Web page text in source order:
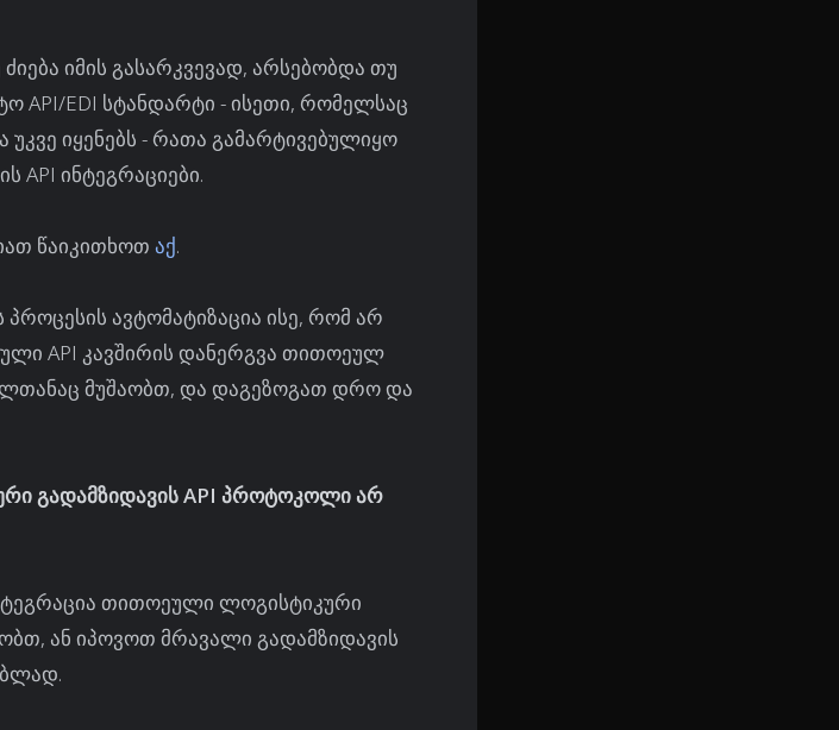
იმის გასარკვევად, არსებობდა თუ
API/EDI სტანდარტი - ისეთი, რომელსაც
იყენებს - რათა გამარტივებულიყო
API ინტეგრაციები.
წაიკითხოთ აქ.
ავტომატიზაცია ისე, რომ არ
API კავშირის დანერგვა თითოეულ
მუშაობთ, და დაგეზოგათ დრო და
გადამზიდავის API პროტოკოლიარ
თითოეული ლოგისტიკური
ან იპოვოთ მრავალი გადამზიდავის